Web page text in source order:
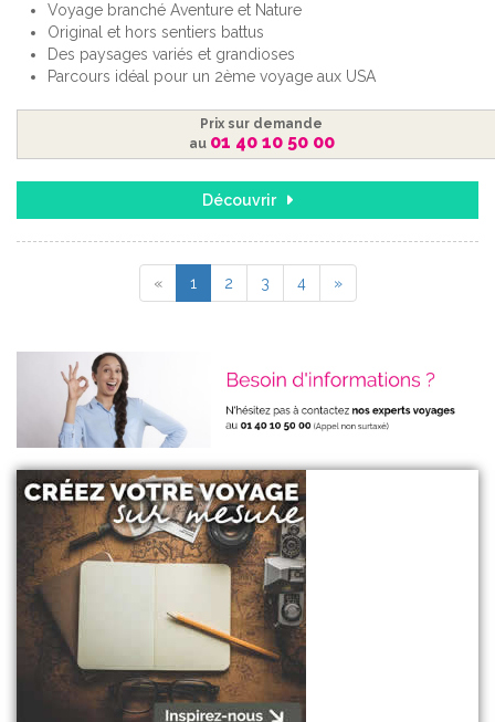
Voyage branché Aventure et Nature
Original et hors sentiers battus
Des paysages variés et grandioses
Parcours idéal pour un 2ème voyage aux USA
Prix sur demande
au 01 40 10 50 00
Découvrir
« 1 2 3 4 »